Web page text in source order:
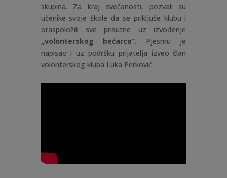
skupina. Za kraj svečanosti, pozvali su
učenike svoje škole da se priključe klubu i
oraspoložili sve prisutne uz izvođenje
„volonterskog bećarca“. Pjesmu je
napisao i uz podršku prijatelja izveo član
volonterskog kluba Luka Perković.